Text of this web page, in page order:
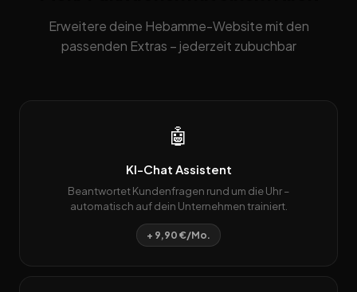
Erweitere deine Hebamme-Website mit den
passenden Extras – jederzeit zubuchbar
🤖
KI-Chat Assistent
Beantwortet Kundenfragen rund um die Uhr –
automatisch auf dein Unternehmen trainiert.
+ 9,90 €/Mo.